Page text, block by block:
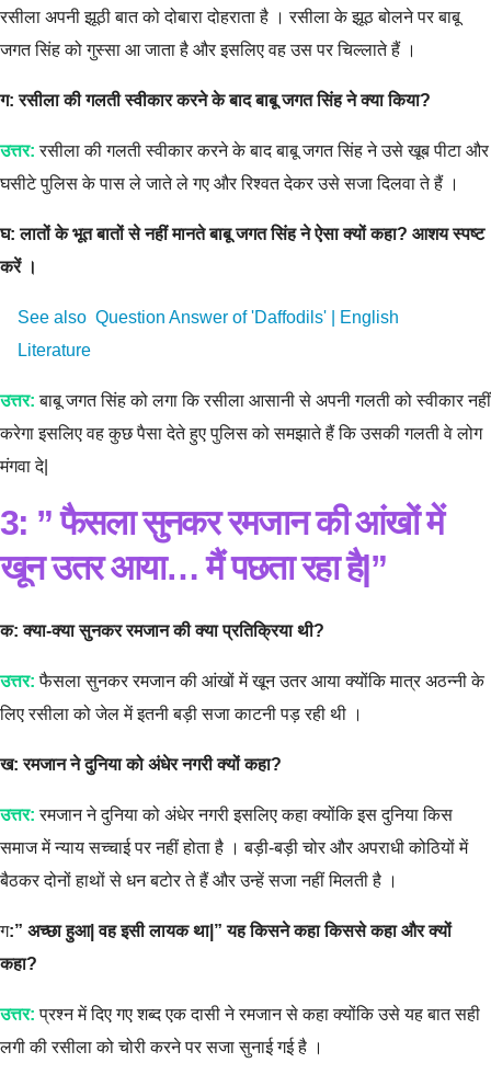
रसीला अपनी झूठी बात को दोबारा दोहराता है । रसीला के झूठ बोलने पर बाबू
जगत सिंह को गुस्सा आ जाता है और इसलिए वह उस पर चिल्लाते हैं ।
ग: रसीला की गलती स्वीकार करने के बाद बाबू जगत सिंह ने क्या किया?
उत्तर:रसीला की गलती स्वीकार करने के बाद बाबू जगत सिंह ने उसे खूब पीटा और
घसीटे पुलिस के पास ले जाते ले गए और रिश्वत देकर उसे सजा दिलवा ते हैं ।
घ: लातों के भूत बातों से नहीं मानते बाबू जगत सिंह ने ऐसा क्यों कहा? आशय स्पष्ट
करें ।
See also Question Answer of 'Daffodils' | English
Literature
उत्तर: बाबू जगत सिंह को लगा कि रसीला आसानी से अपनी गलती को स्वीकार नहीं
करेगा इसलिए वह कुछ पैसा देते हुए पुलिस को समझाते हैं कि उसकी गलती वे लोग
मंगवा दे|
3: ” फैसला सुनकर रमजान की आंखों में
खून उतर आया… मैं पछता रहा है|”
क: क्या-क्या सुनकर रमजान की क्या प्रतिक्रिया थी?
उत्तर: फैसला सुनकर रमजान की आंखों में खून उतर आया क्योंकि मात्र अठन्नी के
लिए रसीला को जेल में इतनी बड़ी सजा काटनी पड़ रही थी ।
ख: रमजान ने दुनिया को अंधेर नगरी क्यों कहा?
उत्तर: रमजान ने दुनिया को अंधेर नगरी इसलिए कहा क्योंकि इस दुनिया किस
समाज में न्याय सच्चाई पर नहीं होता है । बड़ी-बड़ी चोर और अपराधी कोठियों में
बैठकर दोनों हाथों से धन बटोर ते हैं और उन्हें सजा नहीं मिलती है ।
ग:” अच्छा हुआ| वह इसी लायक था|” यह किसने कहा किससे कहा और क्यों
कहा?
उत्तर: प्रश्न में दिए गए शब्द एक दासी ने रमजान से कहा क्योंकि उसे यह बात सही
लगी की रसीला को चोरी करने पर सजा सुनाई गई है ।